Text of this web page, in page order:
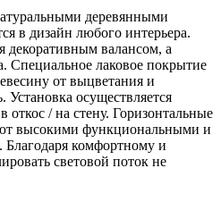
деревянными
в дизайн любого интерьера.
декоративным валансом, а
Специальное лаковое покрытие
от выцветания и
Установка осуществляется
/ на стену. Горизонтальные
высокими функциональными и
комфортному и
световой поток не